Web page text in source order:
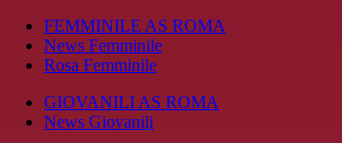
FEMMINILE AS ROMA
News Femminile
Rosa Femminile
GIOVANILI AS ROMA
News Giovanili